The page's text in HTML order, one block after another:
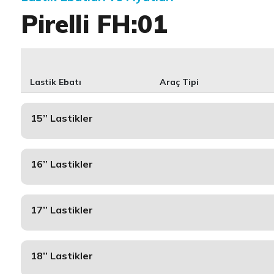
Pirelli FH:01
Lastik Ebatı Araç Tipi
15’’ Lastikler
16’’ Lastikler
17’’ Lastikler
18’’ Lastikler